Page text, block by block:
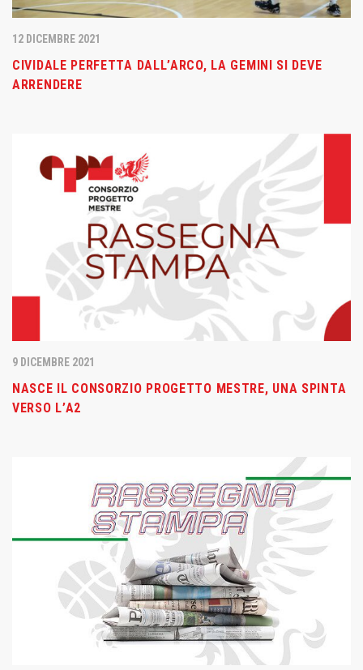
12 DICEMBRE 2021
CIVIDALE PERFETTA DALL’ARCO, LA GEMINI SI DEVE
ARRENDERE
9 DICEMBRE 2021
NASCE IL CONSORZIO PROGETTO MESTRE, UNA SPINTA
VERSO L’A2